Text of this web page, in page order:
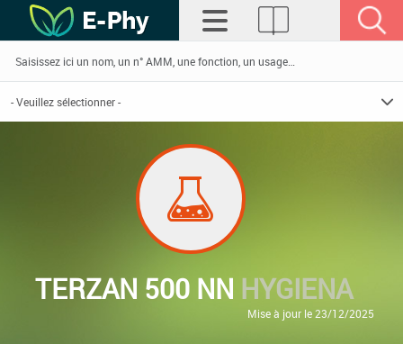
TERZAN 500 NN HYGIENA
Mise à jour le 23/12/2025